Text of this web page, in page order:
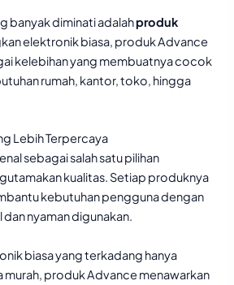
banyak diminati adalahproduk
elektronik biasa, produk Advance
kelebihan yang membuatnya cocok
rumah, kantor, toko, hingga
Lebih Terpercaya
sebagai salah satu pilihan
kualitas. Setiap produknya
kebutuhan pengguna dengan
nyaman digunakan.
biasa yang terkadang hanya
murah, produk Advance menawarkan